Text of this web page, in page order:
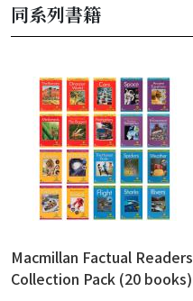
同系列書籍
Macmillan Factual Readers
Collection Pack (20 books)